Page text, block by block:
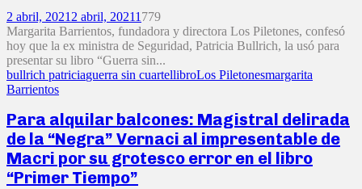
2 abril, 2021 2 abril, 20211 779
Margarita Barrientos, fundadora y directora Los Piletones, confesó
hoy que la ex ministra de Seguridad, Patricia Bullrich, la usó para
presentar su libro “Guerra sin...
bullrich patriciaguerra sin cuartellibroLos Piletonesmargarita
Barrientos
Para alquilar balcones: Magistral delirada
de la “Negra” Vernaci al impresentable de
Macri por su grotesco error en el libro
“Primer Tiempo”